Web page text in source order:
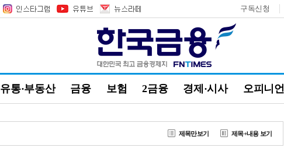
구독신청
유통·부동산 금융 보험 2금융 경제·시사 오피니언
제목만보기 제목+내용 보기